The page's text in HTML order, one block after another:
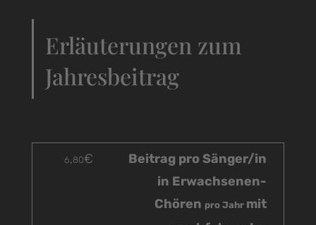
Erläuterungen zum
Jahresbeitrag
6,80€
Beitrag pro Sänger/in
in Erwachsenen-
Chören pro Jahr mit